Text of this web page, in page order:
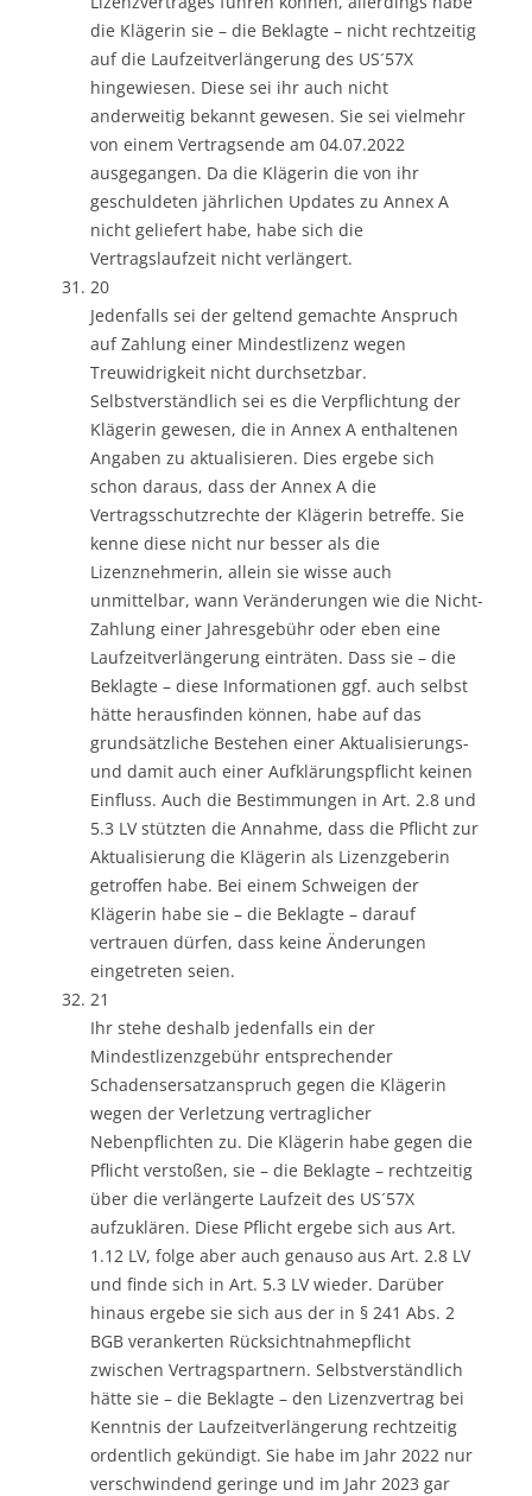
die Klägerin sie – die Beklagte – nicht rechtzeitig
auf die Laufzeitverlängerung des US´57X
hingewiesen. Diese sei ihr auch nicht
anderweitig bekannt gewesen. Sie sei vielmehr
von einem Vertragsende am 04.07.2022
ausgegangen. Da die Klägerin die von ihr
geschuldeten jährlichen Updates zu Annex A
nicht geliefert habe, habe sich die
Vertragslaufzeit nicht verlängert.
20
Jedenfalls sei der geltend gemachte Anspruch
auf Zahlung einer Mindestlizenz wegen
Treuwidrigkeit nicht durchsetzbar.
Selbstverständlich sei es die Verpflichtung der
Klägerin gewesen, die in Annex A enthaltenen
Angaben zu aktualisieren. Dies ergebe sich
schon daraus, dass der Annex A die
Vertragsschutzrechte der Klägerin betreffe. Sie
kenne diese nicht nur besser als die
Lizenznehmerin, allein sie wisse auch
unmittelbar, wann Veränderungen wie die Nicht-
Zahlung einer Jahresgebühr oder eben eine
Laufzeitverlängerung einträten. Dass sie – die
Beklagte – diese Informationen ggf. auch selbst
hätte herausfinden können, habe auf das
grundsätzliche Bestehen einer Aktualisierungs-
und damit auch einer Aufklärungspflicht keinen
Einfluss. Auch die Bestimmungen in Art. 2.8 und
5.3 LV stützten die Annahme, dass die Pflicht zur
Aktualisierung die Klägerin als Lizenzgeberin
getroffen habe. Bei einem Schweigen der
Klägerin habe sie – die Beklagte – darauf
vertrauen dürfen, dass keine Änderungen
eingetreten seien.
21
Ihr stehe deshalb jedenfalls ein der
Mindestlizenzgebühr entsprechender
Schadensersatzanspruch gegen die Klägerin
wegen der Verletzung vertraglicher
Nebenpflichten zu. Die Klägerin habe gegen die
Pflicht verstoßen, sie – die Beklagte – rechtzeitig
über die verlängerte Laufzeit des US´57X
aufzuklären. Diese Pflicht ergebe sich aus Art.
1.12 LV, folge aber auch genauso aus Art. 2.8 LV
und finde sich in Art. 5.3 LV wieder. Darüber
hinaus ergebe sie sich aus der in § 241 Abs. 2
BGB verankerten Rücksichtnahmepflicht
zwischen Vertragspartnern. Selbstverständlich
hätte sie – die Beklagte – den Lizenzvertrag bei
Kenntnis der Laufzeitverlängerung rechtzeitig
ordentlich gekündigt. Sie habe im Jahr 2022 nur
verschwindend geringe und im Jahr 2023 gar